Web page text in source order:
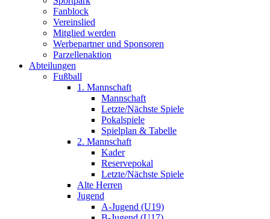
Fanblock
Vereinslied
Mitglied werden
Werbepartner und Sponsoren
Parzellenaktion
Abteilungen
Fußball
1. Mannschaft
Mannschaft
Letzte/Nächste Spiele
Pokalspiele
Spielplan & Tabelle
2. Mannschaft
Kader
Reservepokal
Letzte/Nächste Spiele
Alte Herren
Jugend
A-Jugend (U19)